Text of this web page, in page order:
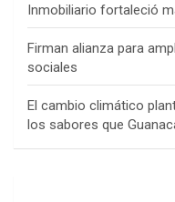
Inmobiliario fortaleció
Firman alianza para
sociales
El cambio climático
los sabores que